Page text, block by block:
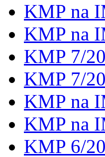
KMP na
KMP na
KMP 7/
KMP 7/
KMP na
KMP na
KMP 6/